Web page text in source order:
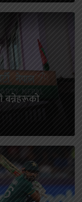
बन्नेहरूको